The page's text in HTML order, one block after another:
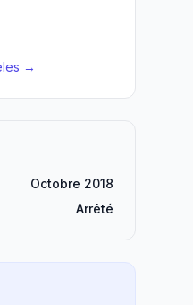
→
Octobre 2018
Arrêté